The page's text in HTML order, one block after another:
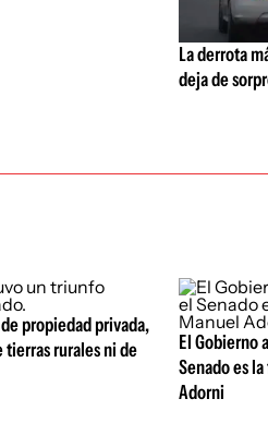
La derrota
deja de
propiedad privada,
tierras rurales ni de
El Gobierno
Senado es
Adorni